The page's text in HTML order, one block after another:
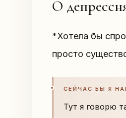
О
*Хотела бы
просто
СЕЙЧАС БЫ Я
Тут я говорю